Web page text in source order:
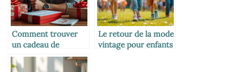
Comment trouver
un cadeau de
dernière minute
efficace
Le retour de la mode
vintage pour enfants